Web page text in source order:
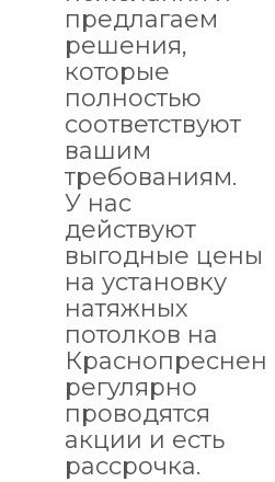
предлагаем
решения,
которые
полностью
соответствуют
вашим
требованиям.
У нас
действуют
выгодные цены
на установку
натяжных
потолков на
регулярно
проводятся
акции и есть
рассрочка.